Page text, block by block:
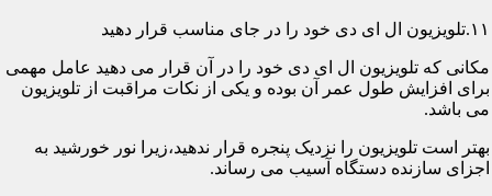
۱۱.تلویزیون ال ای دی خود را در جای مناسب قرار دهید
مکانی که تلویزیون ال ای دی خود را در آن قرار می دهید عامل مهمی
برای افزایش طول عمر آن بوده و یکی از نکات مراقبت از تلویزیون
می باشد.
بهتر است تلویزیون را نزدیک پنجره قرار ندهید،زیرا نور خورشید به
اجزای سازنده دستگاه آسیب می رساند.